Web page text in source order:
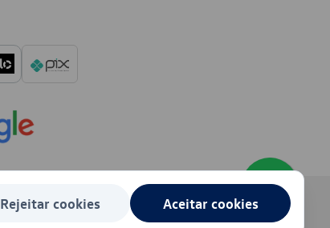
Rejeitar cookies Aceitar cookies